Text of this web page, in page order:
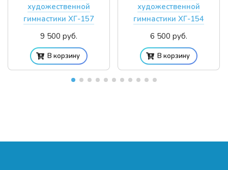
художественной
гимнастики ХГ-157
9 500 руб.
В корзину
художественной
гимнастики ХГ-154
6 500 руб.
В корзину